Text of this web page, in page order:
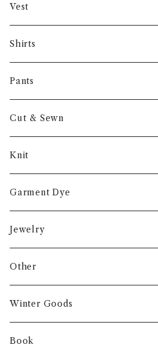
Gambert
NORIEI
Other
Vest
Shirts
Pants
Cut & Sewn
Knit
Garment Dye
Jewelry
Other
Winter Goods
Book